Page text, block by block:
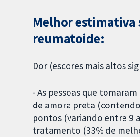
Melhor estimativa
reumatoide:
Dor (escores mais altos
- As pessoas que
de amora preta
pontos (variando entre 9
tratamento (33% de